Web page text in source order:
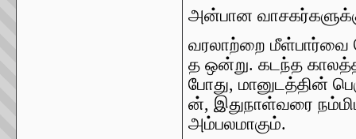
அன்பான
வரலாற்றை மீள்பார்வை
த ஒன்று. கடந்த
போது, மானுடத்தின்
ன், இதுநாள்வரை
அம்பலமாகும்.